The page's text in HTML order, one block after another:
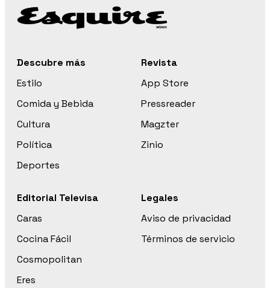
Descubre más
Estilo
Comida y Bebida
Cultura
Política
Deportes
Revista
App Store
Pressreader
Magzter
Zinio
Editorial Televisa
Caras
Cocina Fácil
Cosmopolitan
Eres
Legales
Aviso de privacidad
Términos de servicio